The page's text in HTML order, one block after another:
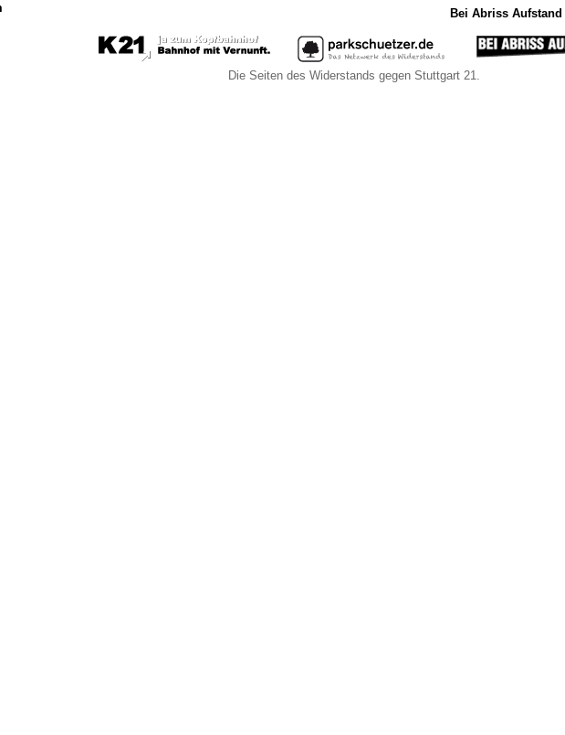
Bei Abriss Aufstand
Die Seiten des Widerstands gegen Stuttgart 21.